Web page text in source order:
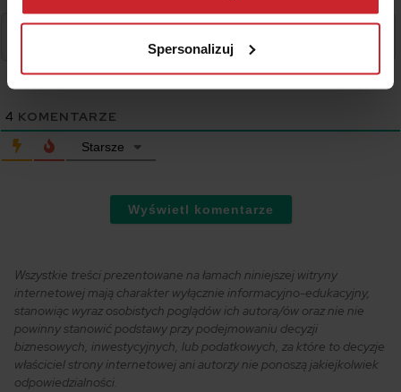
przetwarzamy dane osobowe w ramachPolityki
Spersonalizuj
4 KOMENTARZE
Starsze
Wyświetl komentarze
Wszystkie treści prezentowane na łamach niniejszej witryny
internetowej mają charakter wyłącznie informacyjno-edukacyjny,
stanowiąc wyraz osobistych poglądów ich autora/ów oraz nie nie
powinny stanowić podstawy przy podejmowaniu decyzji
biznesowych, inwestycyjnych, lub podatkowych, za które to decyzje
właściciel strony internetowej ani autorzy nie ponoszą jakiejkolwiek
odpowiedzialności.